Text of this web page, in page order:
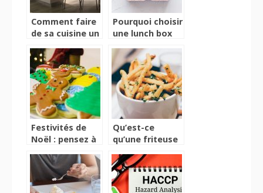
Comment faire
de sa cuisine un
et élégant ?
Pourquoi choisir
une lunch box
Festivités de
Noël : pensez à
originales !
Qu’est-ce
qu’une friteuse
Quels sont ses
avantages ?